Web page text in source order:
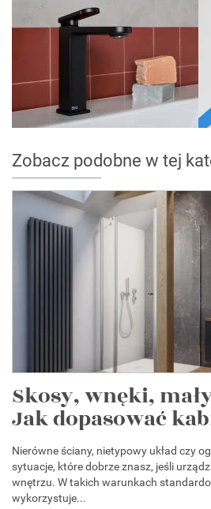
Zobacz podobne w tej
Skosy, wnęki,
Jak dopasować
Nierówne ściany, nietypowy układ czy
sytuacje, które dobrze znasz, jeśli
wnętrzu. W takich warunkach
wykorzystuje...